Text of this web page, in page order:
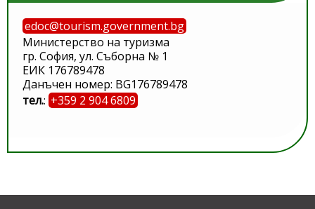
edoc@tourism.government.bg
Министерство на туризма
гр. София, ул. Съборна № 1
ЕИК 176789478
Данъчен номер: BG176789478
тел.: +359 2 904 6809